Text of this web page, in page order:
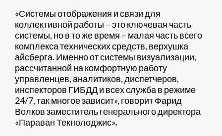
«Системы отображения и связи для
коллективной работы – это ключевая часть
системы, но в то же время – малая часть всего
комплекса технических средств, верхушка
айсберга. Именно от системы визуализации,
рассчитанной на комфортную работу
управленцев, аналитиков, диспетчеров,
инспекторов ГИБДД и всех служба в режиме
24/7, так многое зависит», говорит Фарид
Волков заместитель генерального директора
«Параван Текнолоджис».